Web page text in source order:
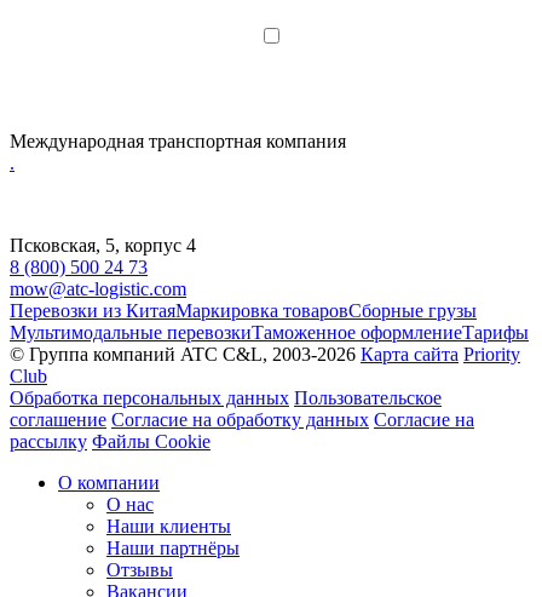
Международная транспортная компания
.
Псковская, 5, корпус 4
8 (800) 500 24 73
mow@atc-logistic.com
Перевозки из КитаяМаркировка товаровСборные грузы
Мультимодальные перевозкиТаможенное оформлениеТарифы
© Группа компаний ATC C&L, 2003-2026 Карта сайта Priority
Club
Обработка персональных данных Пользовательское
соглашение Согласие на обработку данных Согласие на
рассылку Файлы Cookie
О компании
О нас
Наши клиенты
Наши партнёры
Отзывы
Вакансии